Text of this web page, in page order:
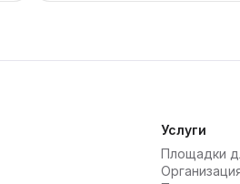
Услуги
Площадки